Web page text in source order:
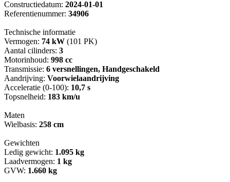
Constructiedatum: 2024-01-01
Referentienummer: 34906
Technische informatie
Vermogen: 74 kW (101 PK)
Aantal cilinders: 3
Motorinhoud: 998 cc
Transmissie: 6 versnellingen, Handgeschakeld
Aandrijving: Voorwielaandrijving
Acceleratie (0-100): 10,7 s
Topsnelheid: 183 km/u
Maten
Wielbasis: 258 cm
Gewichten
Ledig gewicht: 1.095 kg
Laadvermogen: 1 kg
GVW: 1.660 kg